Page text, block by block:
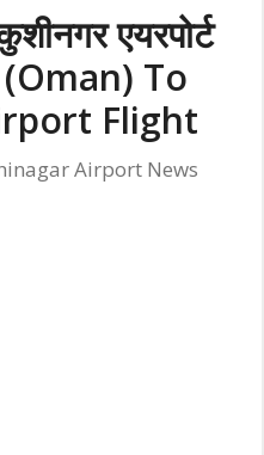
एयरपोर्ट
To
Flight
Airport News